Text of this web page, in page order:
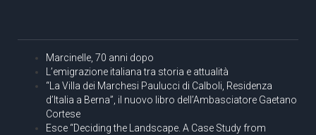
Marcinelle, 70 anni dopo
L’emigrazione italiana tra storia e attualità
“La Villa dei Marchesi Paulucci di Calboli, Residenza
d’Italia a Berna”, il nuovo libro dell’Ambasciatore Gaetano
Cortese
Esce “Deciding the Landscape. A Case Study from